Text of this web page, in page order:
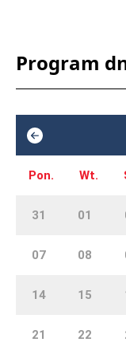
Program
Pon. Wt.
31 01
07 08
14 15
21 22